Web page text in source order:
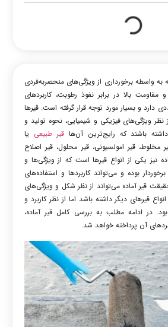
به واسطه برخورداری از ویژگی‌های منحصربه‌فردی
بالا در برابر نفوذ رطوبت، کاربردهای
دارد و بسیار مورد توجه قرار گرفته است. قیرها
نظر ویژگی‌های فیزیکی و شیمیایی، نحوه تولید و
باشند که رایج‌ترین آن‌ها قیر طبیعی یا
مخلوط، قیر امولسیونی، قیر محلول، قیر اصلاح
نیز یکی از انواع قیرها است که از ویژگی‌ها و
بوده و می‌تواند کاربردها و استفاده‌های
قیر آماده می‌تواند از نظر شکل و ویژگی‌های
قیرهای دیگر داشته باشد اما از نظر کاربرد و
در ادامه مطلب به بررسی کامل قیر آماده،
آن پرداخته خواهد شد.